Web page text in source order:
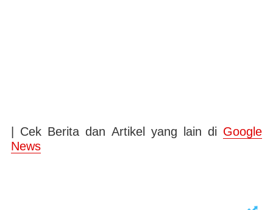
| Cek Berita dan Artikel yang lain di Google
News